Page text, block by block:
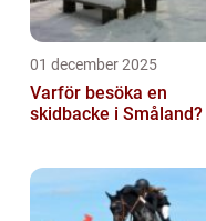
01 december 2025
Varför besöka en
skidbacke i Småland?